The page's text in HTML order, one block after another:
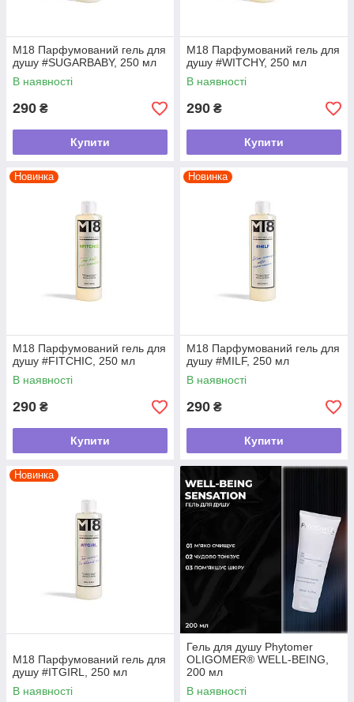
М18 Парфумований гель для
душу #SUGARBABY, 250 мл
В наявності
290 ₴
Купити
М18 Парфумований гель для
душу #WITCHY, 250 мл
В наявності
290 ₴
Купити
Новинка
М18 Парфумований гель для
душу #FITCHIC, 250 мл
В наявності
290 ₴
Купити
Новинка
М18 Парфумований гель для
душу #MILF, 250 мл
В наявності
290 ₴
Купити
Новинка
М18 Парфумований гель для
душу #ITGIRL, 250 мл
В наявності
Гель для душу Phytomer
OLIGOMER® WELL-BEING,
200 мл
В наявності